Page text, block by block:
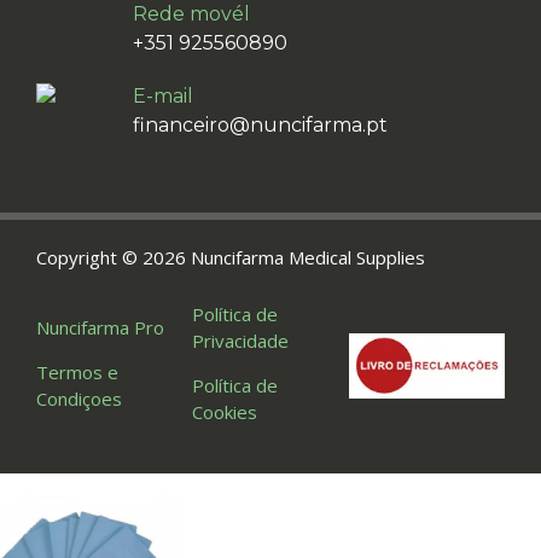
Rede movél
+351 925560890
E-mail
financeiro@nuncifarma.pt
Nuncifarma Pro
Termos e
Condiçoes
Política de
Privacidade
Política de
Cookies
Copyright © 2026 Nuncifarma Medical Supplies